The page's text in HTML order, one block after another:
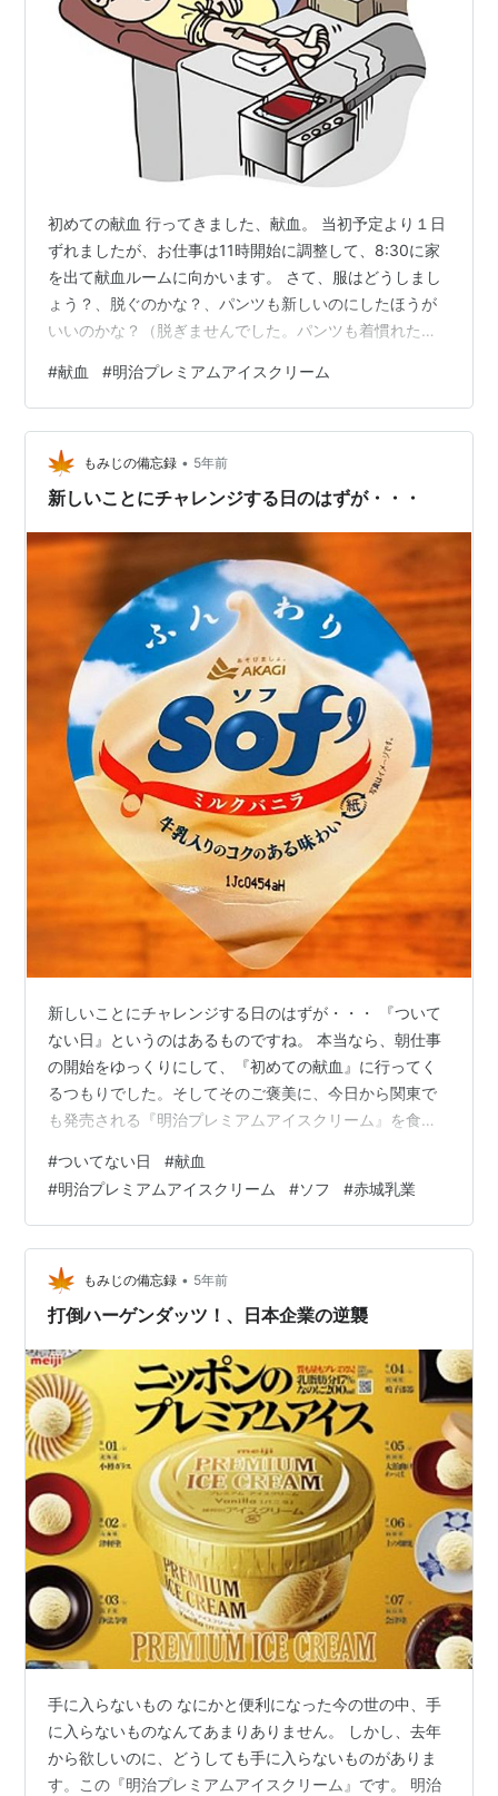
初めての献血 行ってきました、献血。 当初予定より１日
ずれましたが、お仕事は11時開始に調整して、8:30に家
を出て献血ルームに向かいます。 さて、服はどうしまし
ょう？、脱ぐのかな？、パンツも新しいのにしたほうが
いいのかな？（脱ぎませんでした。パンツも着慣れた古
時間に到着し、一番乗りで献血ルームに入りました。
左：免許センターに併設された献血ルーム 右：けんけつ
ちゃん、ちょっと寒そう 埼玉県民の方ならおなじみの場
所でしょう。県南の方から「遠過ぎ！」と文句が聞こえ
て来そうです。神奈川の二俣川よりはいいと思うけ
#献血 #明治プレミアムアイスクリーム
もみじの備忘録 • 5年前
新しいことにチャレンジする日のはずが・・・
新しいことにチャレンジする日のはずが・・・ 『ついて
ない日』というのはあるものですね。 本当なら、朝仕事
の開始をゆっくりにして、『初めての献血』に行ってく
るつもりでした。そしてそのご褒美に、今日から関東で
も発売される『明治プレミアムアイスクリーム』を食べ
会社に繋がりません。どうもVPNがダメっぽい。FAQ等
を見て解決したいところですが、会社に繋がらないこと
にはFAQも見れません。お手上げ。 午後からは打合せが
あるので、それまでに復旧させる必要があるため、献血
行ってたら間に合いません。仕方なく、献血はあきら
め、出勤することにしました。なんだよも…
#ついてない日 #献血
#明治プレミアムアイスクリーム #ソフ #赤城乳業
もみじの備忘録 • 5年前
打倒ハーゲンダッツ！、日本企業の逆襲
手に入らないもの なにかと便利になった今の世の中、手
に入らないものなんてあまりありません。 しかし、去年
から欲しいのに、どうしても手に入らないものがありま
す。この『明治プレミアムアイスクリーム』です。 明治